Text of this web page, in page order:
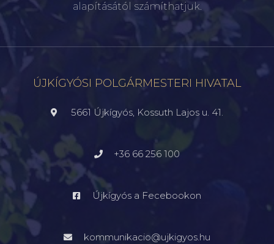
alapításától számíthatjuk.
ÚJKÍGYÓSI POLGÁRMESTERI HIVATAL
5661 Újkígyós, Kossuth Lajos u. 41.
+36 66 256 100
Újkígyós a Fecebookon
kommunikacio@ujkigyos.hu